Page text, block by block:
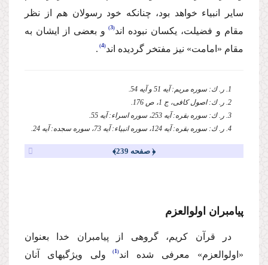
سایر انبیاء خواهد بود، چنانكه خود رسولان هم از نظر
مقام و فضیلت، یكسان نبوده اند 3
و بعضى از ایشان به
مقام «امامت» نیز مفتخر گردیده اند 4
.
1. ر. ك: سوره مریم: آیه 51 و آیه 54.
2. ر. ك: اصول كافى، ج 1، ص 176.
3. ر. ك: سوره بقره: آیه 253، سوره اسراء: آیه 55.
4. ر. ك: سوره بقره: آیه 124، سوره انبیاء: آیه 73، سوره سجده: آیه 24.
﴿ صفحه 239﴾
پیامبران اولوالعزم
در قرآن كریم، گروهى از پیامبران خدا بعنوان
«اولوالعزم» معرفى شده اند 1
ولى ویژگیهاى آنان